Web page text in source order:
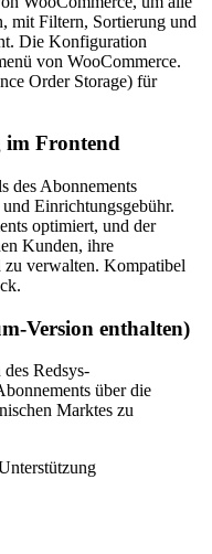
mit Filtern, Sortierung und
Die Konfiguration
von WooCommerce.
Order Storage) für
im Frontend
des Abonnements
Einrichtungsgebühr.
optimiert, und der
Kunden, ihre
zu verwalten. Kompatibel
Version enthalten)
Redsys-
über die
Marktes zu